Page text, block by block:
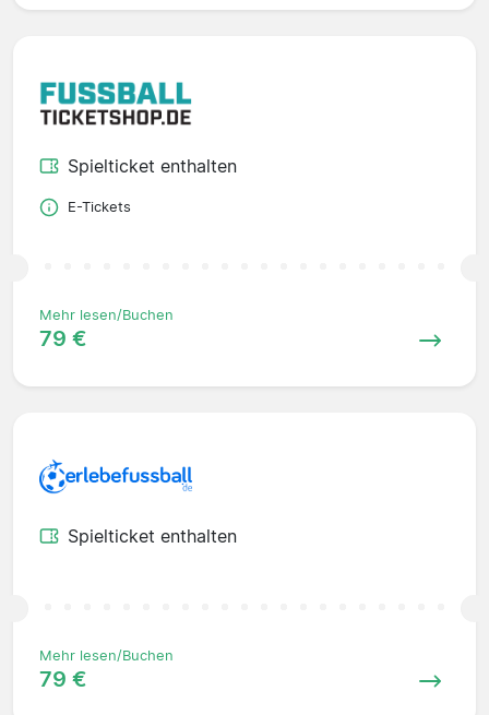
Spielticket enthalten
E-Tickets
Mehr lesen/Buchen
79 €
Spielticket enthalten
Mehr lesen/Buchen
79 €